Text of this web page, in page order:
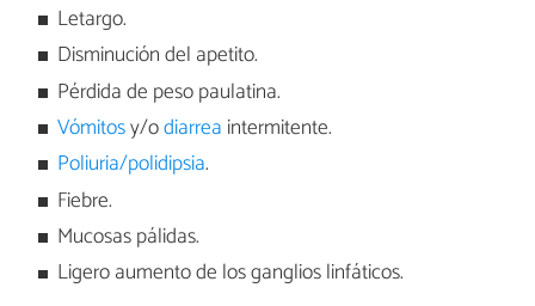
Letargo.
Disminución del apetito.
Pérdida de peso paulatina.
Vómitosy/odiarrea intermitente.
Poliuria/polidipsia.
Fiebre.
Mucosas pálidas.
Ligero aumento de los ganglios linfáticos.